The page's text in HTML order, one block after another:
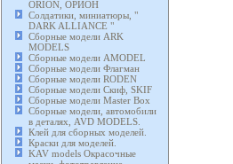
ORION, ОРИОН
Солдатики, миниатюры, "
DARK ALLIANCE "
Сборные модели ARK
MODELS
Сборные модели AMODEL
Сборные модели Флагман
Сборные модели RODEN
Сборные модели Скиф, SKIF
Сборные модели Master Box
Сборные модели, автомобили
в деталях, AVD MODELS.
Клей для сборных моделей.
Краски для моделей.
KAV models Окрасочные